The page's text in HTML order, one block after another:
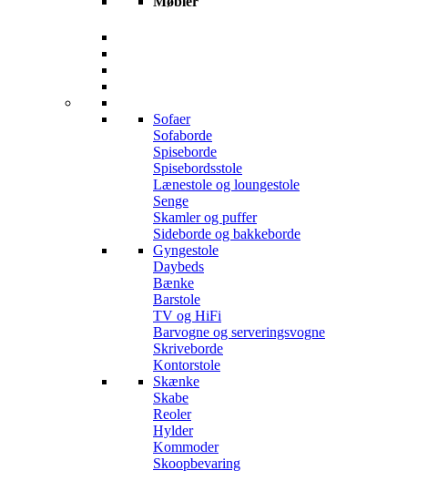
Sofaer
Sofaborde
Spiseborde
Spisebordsstole
Lænestole og loungestole
Senge
Skamler og puffer
Sideborde og bakkeborde
Gyngestole
Daybeds
Bænke
Barstole
TV og HiFi
Barvogne og serveringsvogne
Skriveborde
Kontorstole
Skænke
Skabe
Reoler
Hylder
Kommoder
Skoopbevaring